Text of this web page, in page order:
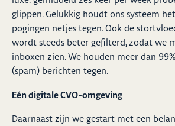
glippen. Gelukkig houdt ons systeem
pogingen netjes tegen. Ook de
wordt steeds beter gefilterd, zodat we
inboxen zien. We houden meer dan
(spam) berichten tegen.
Eén digitale CVO-omgeving
Daarnaast zijn we gestart met een